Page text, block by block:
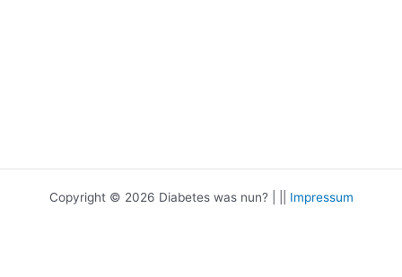
Copyright © 2026 Diabetes was nun? | || Impressum